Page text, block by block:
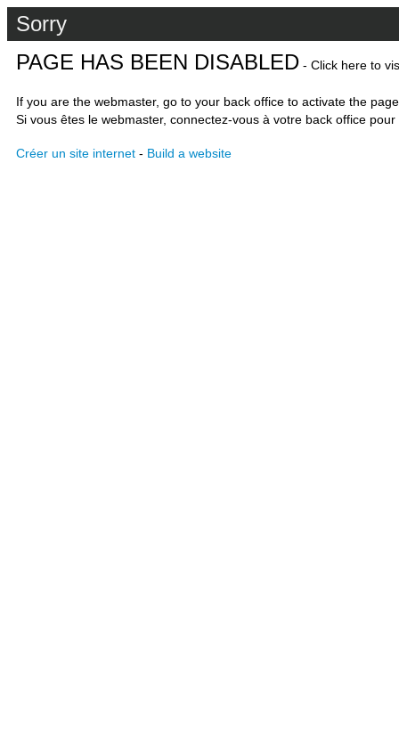
Sorry
PAGE HAS BEEN DISABLED - Click here to
If you are the webmaster, go to your back office to activate the
Si vous êtes le webmaster, connectez-vous à votre back office
Créer un site internet - Build a website